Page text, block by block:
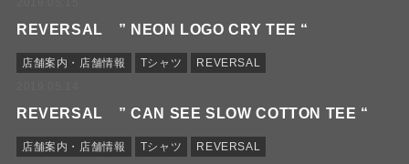
REVERSAL ” NEON LOGO CRY TEE “
店舗案内・店舗情報 Tシャツ
REVERSAL
REVERSAL ” CAN SEE SLOW COTTON TEE “
店舗案内・店舗情報 Tシャツ
REVERSAL